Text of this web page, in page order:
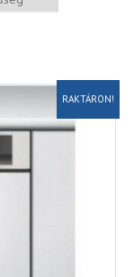
RAKTÁRON!